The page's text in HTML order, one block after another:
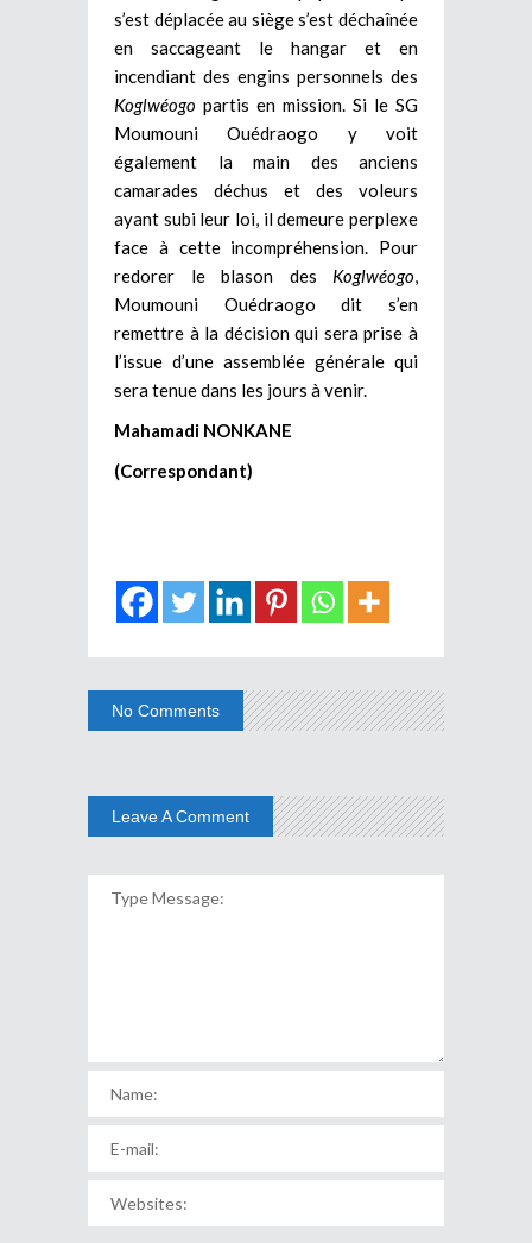
s’est déplacée au siège s’est déchaînée
en saccageant le hangar et en
incendiant des engins personnels des
Koglwéogo partis en mission. Si le SG
Moumouni Ouédraogo y voit
également la main des anciens
camarades déchus et des voleurs
ayant subi leur loi, il demeure perplexe
face à cette incompréhension. Pour
redorer le blason des Koglwéogo
Moumouni Ouédraogo dit s’en
remettre à la décision qui sera prise à
l’issue d’une assemblée générale qui
sera tenue dans les jours à venir.
Mahamadi NONKANE
(Correspondant)
No Comments
Leave A Comment